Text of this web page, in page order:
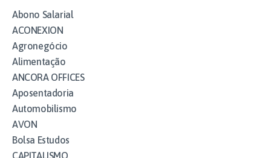
Abono Salarial
ACONEXION
Agronegócio
Alimentação
ANCORA OFFICES
Aposentadoria
Automobilismo
AVON
Bolsa Estudos
CAPITALISMO